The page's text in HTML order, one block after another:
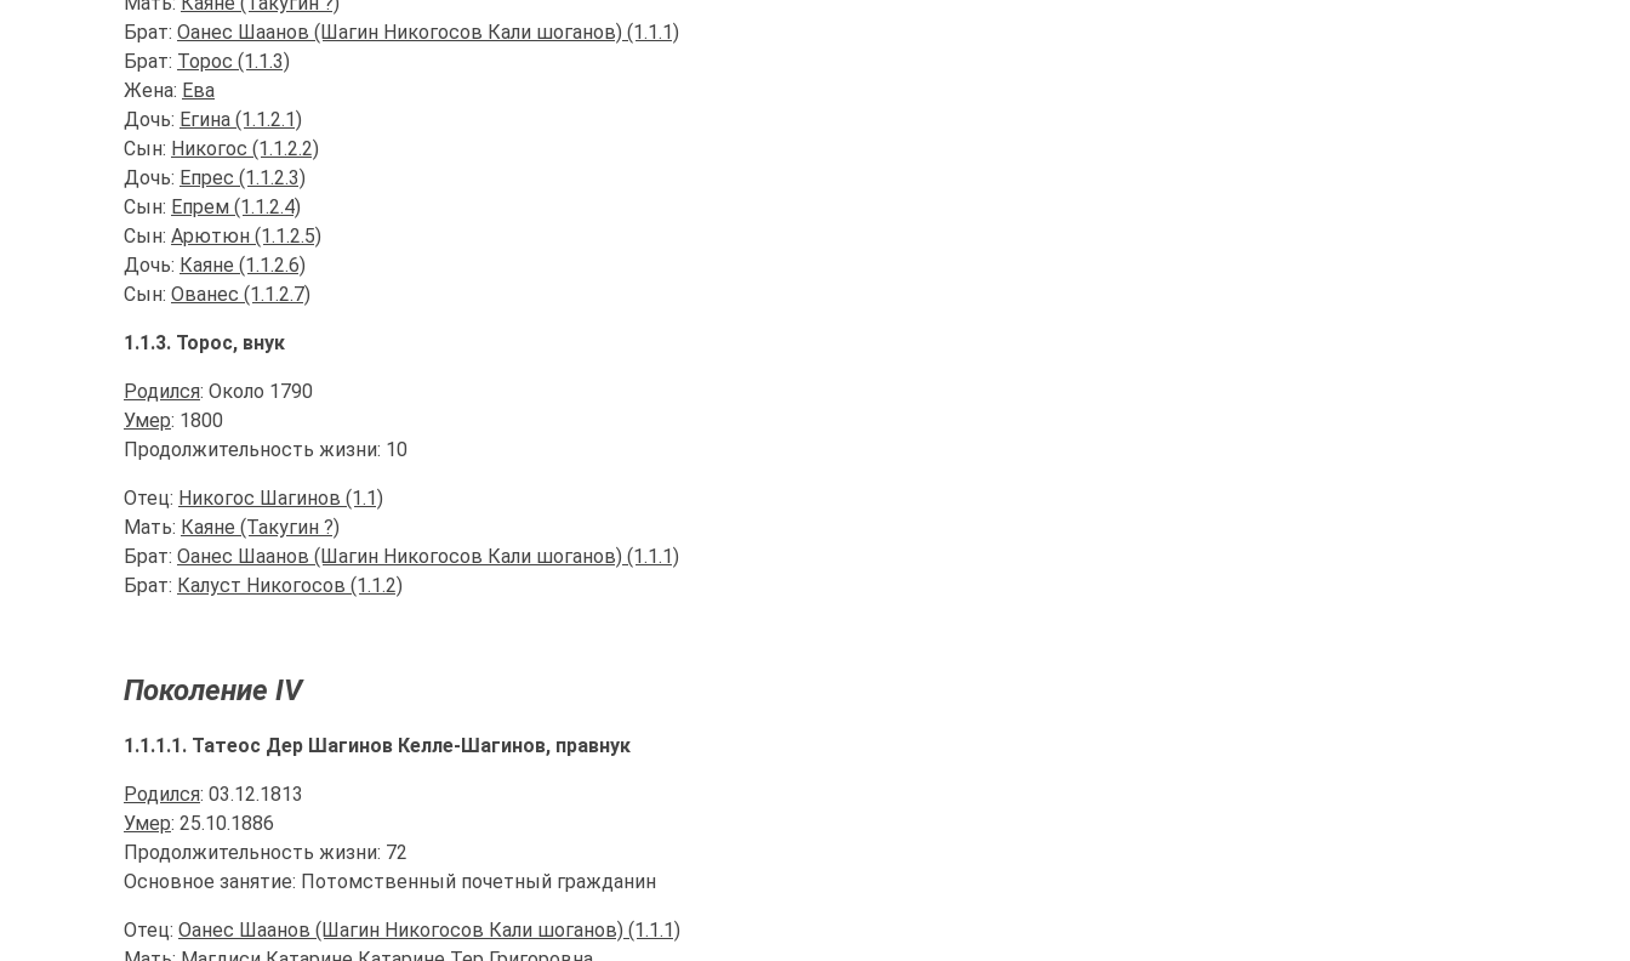
Брат: Оанес Шаанов (Шагин Никогосов Кали шоганов) (1.1.1)
Брат: Торос (1.1.3)
Жена: Ева
Дочь: Егина (1.1.2.1)
Сын: Никогос (1.1.2.2)
Дочь: Епрес (1.1.2.3)
Сын: Епрем (1.1.2.4)
Сын: Арютюн (1.1.2.5)
Дочь: Каяне (1.1.2.6)
Сын: Ованес (1.1.2.7)
1.1.3. Торос, внук
Родился: Около 1790
Умер: 1800
Продолжительность жизни: 10
Отец: Никогос Шагинов (1.1)
Мать: Каяне (Такугин ?)
Брат: Оанес Шаанов (Шагин Никогосов Кали шоганов) (1.1.1)
Брат: Калуст Никогосов (1.1.2)
Поколение IV
1.1.1.1. Татеос Дер Шагинов Келле-Шагинов, правнук
Родился: 03.12.1813
Умер: 25.10.1886
Продолжительность жизни: 72
Основное занятие: Потомственный почетный гражданин
Отец: Оанес Шаанов (Шагин Никогосов Кали шоганов) (1.1.1)